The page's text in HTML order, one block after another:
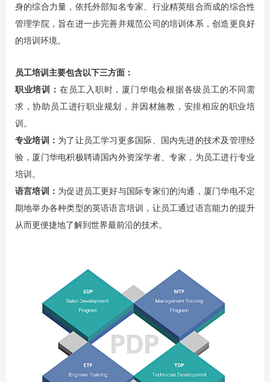
身的综合力量，依托外部知名专家、行业精英组合而成的综合性
管理学院，旨在进一步完善并规范公司的培训体系，创造更良好
的培训环境。
员工培训主要包含以下三方面：
职业培训： 在员工入职时，厦门华电会根据各级员工的不同需
求，协助员工进行职业规划，并因材施教，安排相应的职业培
训。
专业培训： 为了让员工学习更多国际、国内先进的技术及管理经
验，厦门华电积极聘请国内外资深学者、专家，为员工进行专业
培训。
语言培训： 为促进员工更好与国际专家们的沟通，厦门华电不定
期地举办各种类型的英语语言培训，让员工通过语言能力的提升
从而更便捷地了解到世界最前沿的技术。